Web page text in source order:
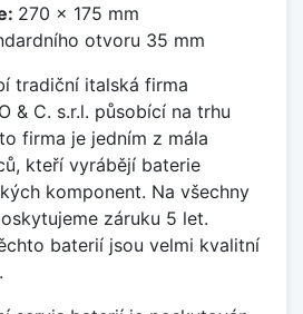
270 x 175 mm
otvoru 35 mm
tradiční italská firma
& C. s.r.l. působící na trhu
firma je jedním z mála
kteří vyrábějí baterie
komponent. Na všechny
záruku 5 let.
baterií jsou velmi kvalitní